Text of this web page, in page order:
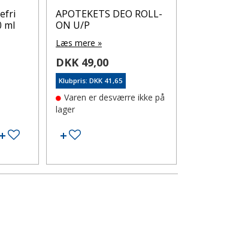
ml
Tilføj til ønskeseddel
APOTEKETS DEO ROLL-
ON U/P
Læs mere »
DKK 49,00
Klubpris: DKK 41,65
Varen er desværre ikke på
lager
Tilføj til ønskeseddel